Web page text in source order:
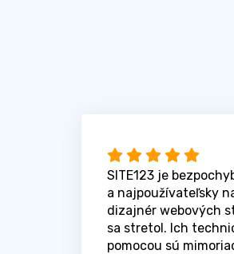
SITE123 je
a najpoužívateľsky
dizajnér webových
sa stretol. Ich
pomocou sú